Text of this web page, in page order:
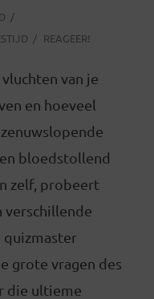
REAGEER!
van je
en hoeveel
bloedstollend
zelf, probeert
verschillende
quizmaster
grote vragen des
die ultieme